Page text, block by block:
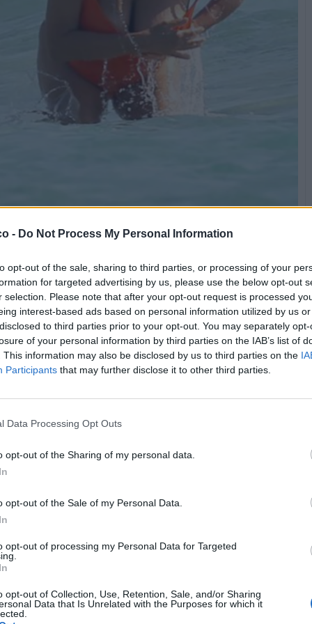
- Do Not Process My Personal Information
opt-out of the sale, sharing to third parties, or processing of your
for targeted advertising by us, please use the below opt-out
selection. Please note that after your opt-out request is processed
interest-based ads based on personal information utilized by us
to third parties prior to your opt-out. You may separately
of your personal information by third parties on the IAB’s list of
This information may also be disclosed by us to third parties on the
Participants that may further disclose it to other third parties.
Data Processing Opt Outs
opt-out of the Sharing of my personal data.
opt-out of the Sale of my Personal Data.
opt-out of processing my Personal Data for Targeted
opt-out of Collection, Use, Retention, Sale, and/or Sharing
Data that Is Unrelated with the Purposes for which it
Stime: 6 
Ti stimo fratello Link  Salva
Grandi Saghe Facciabuco· Pappagalli· Mara Venier
Dessi: